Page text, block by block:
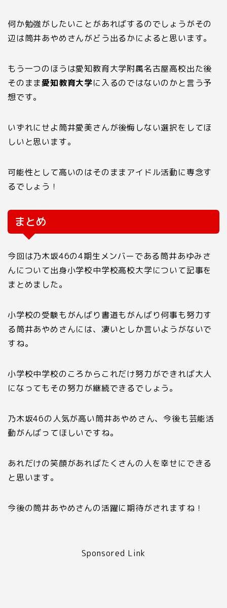
何か勉強がしたいことがあればするのでしょうがその
辺は筒井あやめさんがどう出るかによると思います。
もう一つのほうは愛知教育大学附属名古屋高校出た後
そのまま愛知教育大学に入るのではないのかと言う予
想です。
いずれにせよ筒井愛美さんが後悔しない選択をしてほ
しいと思います。
可能性として高いのはそのままアイドル活動に専念す
るでしょう！
まとめ
今回は乃木坂46の4期生メンバーである筒井あゆみさ
んについて出身小学校中学校高校大学について記事を
まとめました。
小学校の受験もがんばり書道もがんばり何事も努力す
る筒井あやめさんには、凄いとしか言いようがないで
すね。
小学校中学校のころからこれだけ努力ができれば大人
になってもその努力が継続できるでしょう。
乃木坂46の人気が高い筒井あやめさん、今後も芸能活
動がんばってほしいですね。
あれだけの笑顔があればたくさんの人を幸せにできる
と思います。
今後の筒井あやめさんの活躍に期待がされますね！
Sponsored Link